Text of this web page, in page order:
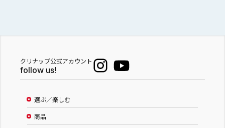
クリナップ公式アカウント
follow us!
選ぶ／楽しむ
商品